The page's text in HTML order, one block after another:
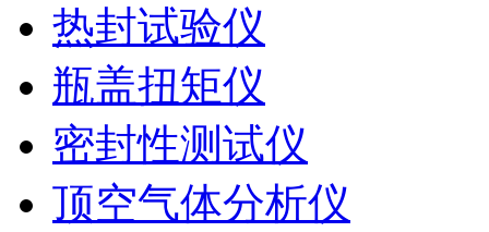
热封试验仪
瓶盖扭矩仪
密封性测试仪
顶空气体分析仪